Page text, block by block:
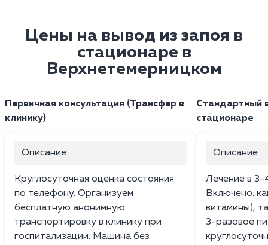
Цены на вывод из запоя в
стационаре в
Верхнетемерницком
Первичная консультация (Трансфер в
клинику)
Описание
Круглосуточная оценка состояния
по телефону. Организуем
бесплатную анонимную
транспортировку в клинику при
госпитализации. Машина без
Стандартный
стационаре
Описание
Лечение в 3-
Включено:
витамины),
3-разовое